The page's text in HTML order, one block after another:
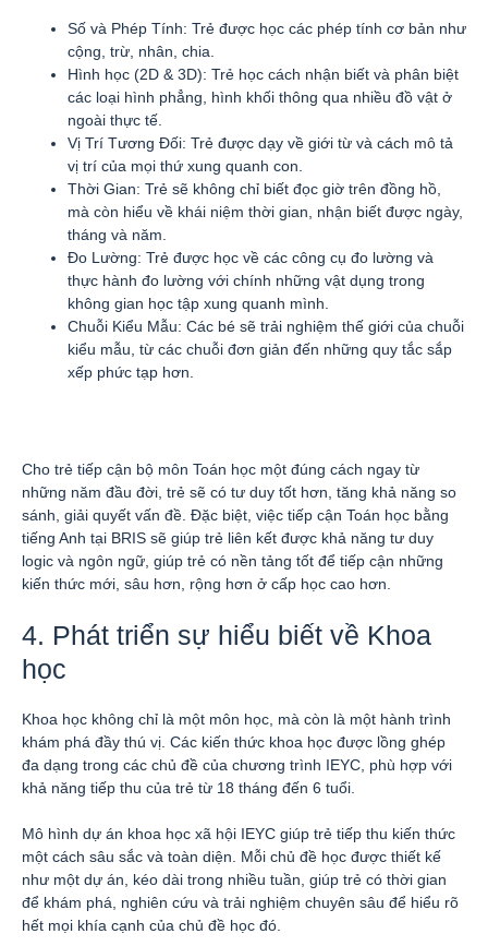
Số và Phép Tính: Trẻ được học các phép tính cơ bản như
cộng, trừ, nhân, chia.
Hình học (2D & 3D): Trẻ học cách nhận biết và phân biệt
các loại hình phẳng, hình khối thông qua nhiều đồ vật ở
ngoài thực tế.
Vị Trí Tương Đối: Trẻ được dạy về giới từ và cách mô tả
vị trí của mọi thứ xung quanh con.
Thời Gian: Trẻ sẽ không chỉ biết đọc giờ trên đồng hồ,
mà còn hiểu về khái niệm thời gian, nhận biết được ngày,
tháng và năm.
Đo Lường: Trẻ được học về các công cụ đo lường và
thực hành đo lường với chính những vật dụng trong
không gian học tập xung quanh mình.
Chuỗi Kiểu Mẫu: Các bé sẽ trải nghiệm thế giới của chuỗi
kiểu mẫu, từ các chuỗi đơn giản đến những quy tắc sắp
xếp phức tạp hơn.
Cho trẻ tiếp cận bộ môn Toán học một đúng cách ngay từ
những năm đầu đời, trẻ sẽ có tư duy tốt hơn, tăng khả năng so
sánh, giải quyết vấn đề. Đặc biệt, việc tiếp cận Toán học bằng
tiếng Anh tại BRIS sẽ giúp trẻ liên kết được khả năng tư duy
logic và ngôn ngữ, giúp trẻ có nền tảng tốt để tiếp cận những
kiến thức mới, sâu hơn, rộng hơn ở cấp học cao hơn.
4. Phát triển sự hiểu biết về Khoa
học
Khoa học không chỉ là một môn học, mà còn là một hành trình
khám phá đầy thú vị. Các kiến thức khoa học được lồng ghép
đa dạng trong các chủ đề của chương trình IEYC, phù hợp với
khả năng tiếp thu của trẻ từ 18 tháng đến 6 tuổi.
Mô hình dự án khoa học xã hội IEYC giúp trẻ tiếp thu kiến thức
một cách sâu sắc và toàn diện. Mỗi chủ đề học được thiết kế
như một dự án, kéo dài trong nhiều tuần, giúp trẻ có thời gian
để khám phá, nghiên cứu và trải nghiệm chuyên sâu để hiểu rõ
hết mọi khía cạnh của chủ đề học đó.